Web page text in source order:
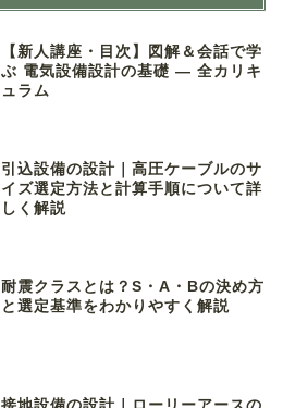
【新人講座・目次】図解＆会話で学
ぶ 電気設備設計の基礎 ― 全カリキ
ュラム
引込設備の設計｜高圧ケーブルのサ
イズ選定方法と計算手順について詳
しく解説
耐震クラスとは？S・A・Bの決め方
と選定基準をわかりやすく解説